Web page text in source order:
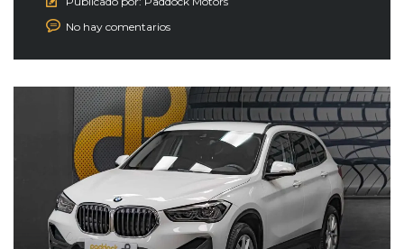
No hay comentarios